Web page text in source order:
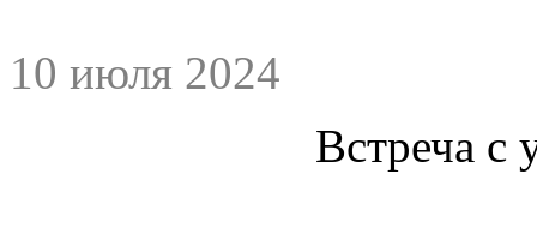
10 июля 2024
Встреча с